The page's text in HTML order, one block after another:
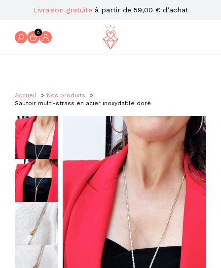
Livraison gratuite à partir de 59,00 € d’achat
0
Accueil
Nos produits
Sautoir multi-strass en acier inoxydable doré